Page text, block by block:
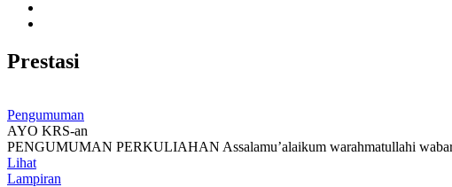
Prestasi
Pengumuman
AYO KRS-an
PENGUMUMAN PERKULIAHAN Assalamu’alaikum warahmatullahi
Lihat
Lampiran